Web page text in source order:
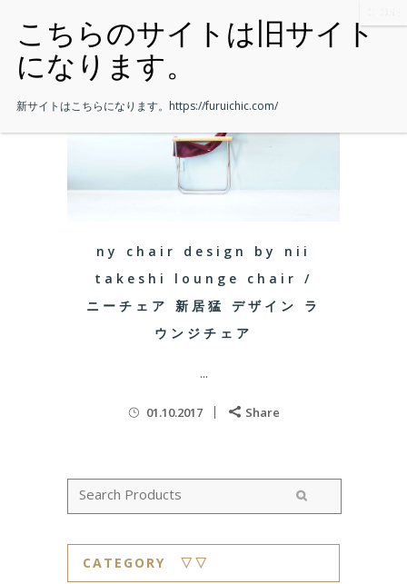
ny chair design by nii
takeshi lounge chair /
ニーチェア 新居猛 デザイン ラ
ウンジチェア
...
01.10.2017 Share
CATEGORY ▽▽
新サイトはこちらになります。 https://furuichic.com/